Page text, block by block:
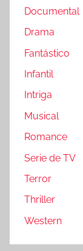
Documental
Drama
Fantástico
Infantil
Intriga
Musical
Romance
Serie de TV
Terror
Thriller
Western